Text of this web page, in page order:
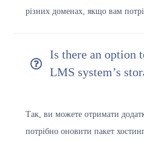
різних доменах, якщо вам
Is there an option
LMS system’s
Так, ви можете отримати
потрібно оновити пакет